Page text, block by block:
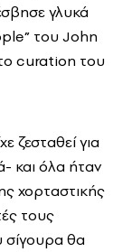
γλυκά
” του John
curation του
ζεσταθεί για
και όλα ήταν
χορταστικής
τους
σίγουρα θα